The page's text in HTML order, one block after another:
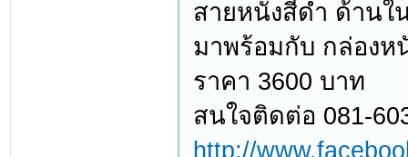
สายหนังสีดำ ด้านใ
มาพร้อมกับ กล่องห
ราคา 3600 บาท
สนใจติดต่อ 081-
http://